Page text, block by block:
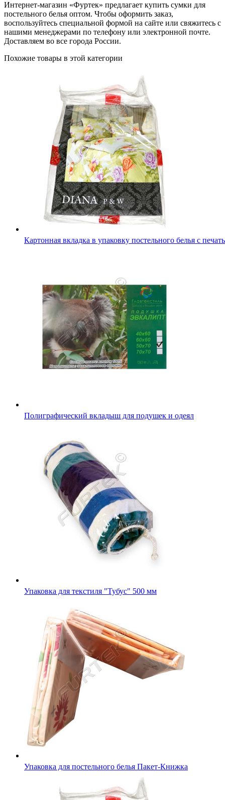
Интернет-магазин «Фуртек» предлагает купить сумки для
постельного белья оптом. Чтобы оформить заказ,
воспользуйтесь специальной формой на сайте или свяжитесь с
нашими менеджерами по телефону или электронной почте.
Доставляем во все города России.
Похожие товары в этой категории
Полиграфический вкладыш для подушек и одеял
Упаковка для текстиля "Тубус" 500 мм
Упаковка для постельного белья Пакет-Книжка
Картонная вкладка в упаковку постельного белья с